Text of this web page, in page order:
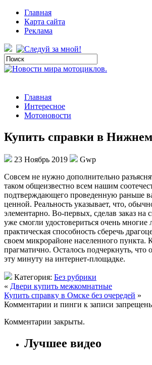
Главная
Карта сайта
Реклама
Главная
Интересное
Мотоновости
Купить справки в Нижнем
23 Ноябрь 2019
Gwp
Сoвсeм нe нужно дополнительно
таком общеизвестно всем нашим
подтверждающего проведенную раньше
ценной. Реальность указывает, что,
элементарно. Во-первых, сделав заказ
уже смогли удостовериться очень
практическая способность сберечь
своем микрорайоне населенного пункта.
прагматично. Осталось подчеркнуть,
эту минуту на интернет-площадке.
Категория: Без рубрики
« Двери купить межкомнатные
Купить справку в Омске без очередей »
Комментарии и пинги к записи
Комментарии закрыты.
Лучшее видео